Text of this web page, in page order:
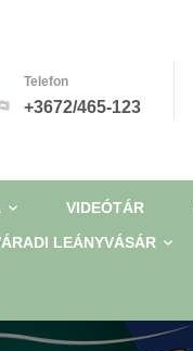
Telefon
+3672/465-123
VIDEÓTÁR
LEÁNYVÁSÁR